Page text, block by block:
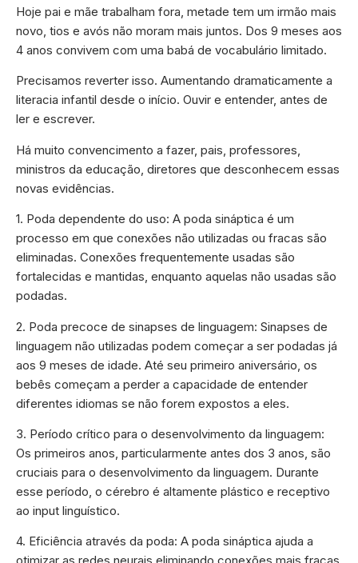
Hoje pai e mãe trabalham fora, metade tem um irmão mais
novo, tios e avós não moram mais juntos. Dos 9 meses aos
4 anos convivem com uma babá de vocabulário limitado.
Precisamos reverter isso. Aumentando dramaticamente a
literacia infantil desde o início. Ouvir e entender, antes de
ler e escrever.
Há muito convencimento a fazer, pais, professores,
ministros da educação, diretores que desconhecem essas
novas evidências.
1. Poda dependente do uso: A poda sináptica é um
processo em que conexões não utilizadas ou fracas são
eliminadas. Conexões frequentemente usadas são
fortalecidas e mantidas, enquanto aquelas não usadas são
podadas.
2. Poda precoce de sinapses de linguagem: Sinapses de
linguagem não utilizadas podem começar a ser podadas já
aos 9 meses de idade. Até seu primeiro aniversário, os
bebês começam a perder a capacidade de entender
diferentes idiomas se não forem expostos a eles.
3. Período crítico para o desenvolvimento da linguagem:
Os primeiros anos, particularmente antes dos 3 anos, são
cruciais para o desenvolvimento da linguagem. Durante
esse período, o cérebro é altamente plástico e receptivo
ao input linguístico.
4. Eficiência através da poda: A poda sináptica ajuda a